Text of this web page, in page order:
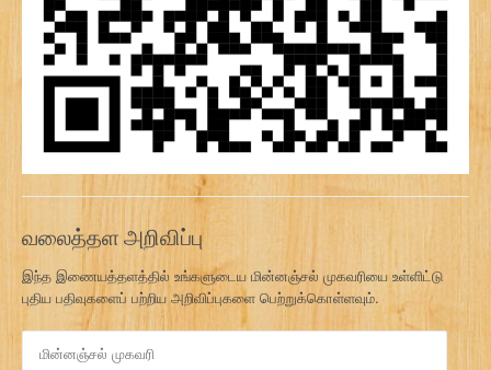
வலைத்தள அறிவிப்பு
இந்த இணையத்தளத்தில் உங்களுடைய மின்னஞ்சல் முகவரியை உள்ளிட்டு
புதிய பதிவுகளைப் பற்றிய அறிவிப்புகளை பெற்றுக்கொள்ளவும்.